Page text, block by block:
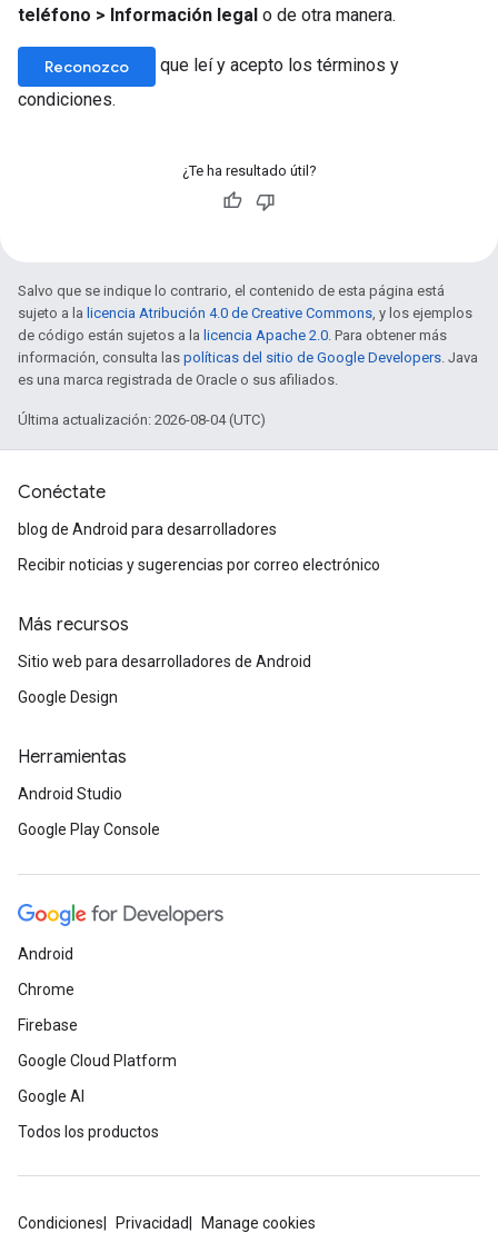
teléfono > Información legal o de otra manera.
Reconozco
que leí y acepto los términos y
condiciones.
¿Te ha resultado útil?
Salvo que se indique lo contrario, el contenido de esta página está
sujeto a la licencia Atribución 4.0 de Creative Commons, y los ejemplos
de código están sujetos a la licencia Apache 2.0. Para obtener más
información, consulta las políticas del sitio de Google Developers. Java
es una marca registrada de Oracle o sus afiliados.
Última actualización: 2026-08-04 (UTC)
Conéctate
blog de Android para desarrolladores
Recibir noticias y sugerencias por correo electrónico
Más recursos
Sitio web para desarrolladores de Android
Google Design
Herramientas
Android Studio
Google Play Console
Android
Chrome
Firebase
Google Cloud Platform
Google AI
Todos los productos
Condiciones Privacidad Manage cookies